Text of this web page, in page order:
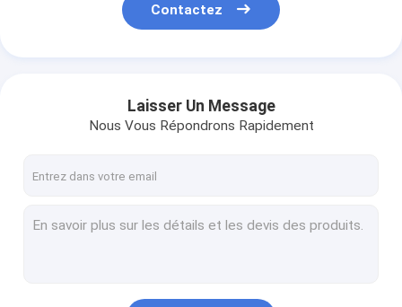
Contactez
Laisser Un Message
Nous Vous Répondrons Rapidement